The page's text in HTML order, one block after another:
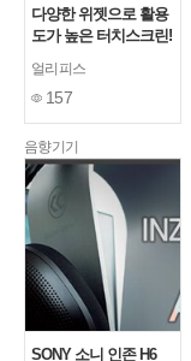
다양한 위젯으로 활용
도가 높은 터치스크린!
얼리피스
157
음향기기
SONY 소니 인존 H6